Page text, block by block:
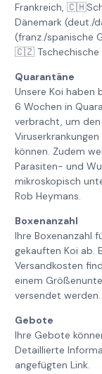
Frankreich,
Dänemark (deut./
(franz./spanische
🇨🇿 Tschechische
Quarantäne
Unsere Koi haben
6 Wochen in
verbracht, um
können. Zudem
Parasiten- und
mikroskopisch
Rob Heymans.
Boxenanzahl
Ihre Boxenanzahl
gekauften Koi ab.
Versandkosten
einem
versendet werden.
Gebote
Ihre Gebote
Detaillierte
angefügten Link.